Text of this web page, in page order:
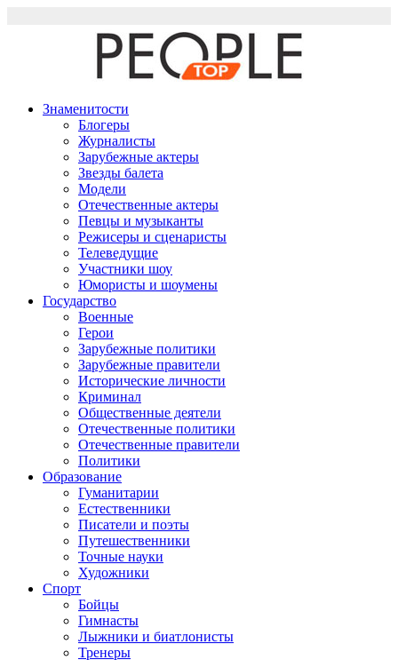
Знаменитости
Блогеры
Журналисты
Зарубежные актеры
Звезды балета
Модели
Отечественные актеры
Певцы и музыканты
Режисеры и сценаристы
Телеведущие
Участники шоу
Юмористы и шоумены
Государство
Военные
Герои
Зарубежные политики
Зарубежные правители
Исторические личности
Криминал
Общественные деятели
Отечественные политики
Отечественные правители
Политики
Образование
Гуманитарии
Естественники
Писатели и поэты
Путешественники
Точные науки
Художники
Спорт
Бойцы
Гимнасты
Лыжники и биатлонисты
Тренеры